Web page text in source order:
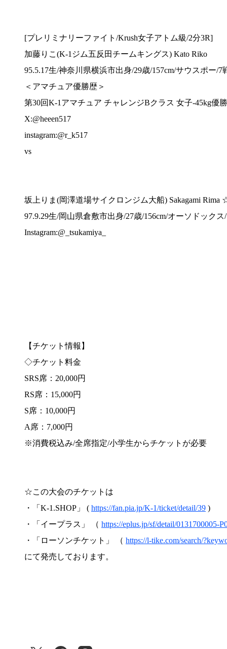
[プレリミナリーファイト/Krush女子アトム級/2分3R]
加藤りこ(K-1ジム五反田チームキングス) Kato Riko
95.5.17生/神奈川県横浜市出身/29歳/157cm/サウスポー/7
＜アマチュア優勝歴＞
第30回K-1アマチュア チャレンジBクラス 女子-45kg優勝
X:@heeen517
instagram:@r_k517
vs
坂上りま(岡澤道場サイクロンジム大船) Sakagami Rima
97.9.29生/岡山県倉敷市出身/27歳/156cm/オーソドック
Instagram:@_tsukamiya_
【チケット情報】
◇チケット料金
SRS席：20,000円
RS席：15,000円
S席：10,000円
A席：7,000円
※消費税込み/全席指定/小学生からチケットが必要
☆この大会のチケットは
・「K-1.SHOP」 ( https://fan.pia.jp/K-1/ticket/detail/39 )
・「イープラス」 （ https://eplus.jp/sf/detail/0131700005-
・「ローソンチケット」 （ https://l-tike.com/search/
にて発売しております。